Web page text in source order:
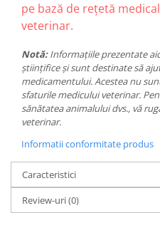
pe bază de rețetă
veterinar.
Notă:Informațiile prezentate
științifice și sunt destinate să
medicamentului. Acestea nu
sfaturile medicului veterinar.
sănătatea animalului dvs., vă
veterinar.
Informatii conformitate produs
Caracteristici
Review-uri(0)